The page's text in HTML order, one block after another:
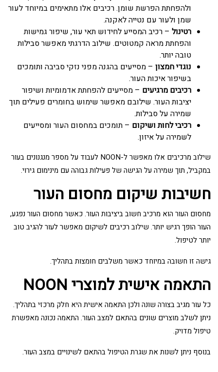
ולהפחתת הפרשת שומן. רכיבים אלו מתאימים במיוחד לעור
שמן ולעור עם נטייה לאקנה.
רטינול – רכיב המסייע לחידוש תאי עור, שיפור גמישות
והפחתת מראה קמטוטים. שילוב הדרגתי מאפשר סבילות
טובה יותר.
נוגדי חמצון – מסייעים בהגנה מפני נזקי סביבה ותומכים
בשיפור איכות העור.
רכיבים מרגיעים – מסייעים להפחתת אדמומיות ושיפור
יציבות העור. שילובם מאפשר שימוש בחומרים פעילים תוך
שמירה על סבילות.
רכיבי לחות ושיקום – תומכים במחסום העור ומסייעים
לשמירה על איזון.
שילוב מרכיבים אלו מאפשר ל-NOON לעבוד על מספר מנגנונים בעור
במקביל, תוך שמירה על הגישה של פעילות גבוהה עם מינימום גירוי.
חשיבות שיקום מחסום העור
מחסום העור הוא מרכיב חשוב ביציבות העור. כאשר מחסום העור נפגע,
העור הופך רגיש יותר. שילוב רכיבים לשיקום מאפשר לעור להגיב טוב
יותר לטיפול.
גישה זו חשובה במיוחד כאשר משלבים חומצות בתהליך.
התאמה אישית למוצרי NOON
כל עור מגיב בצורה שונה ולכן התאמה אישית היא חלק מרכזי בתהליך.
ניתן לשלב מוצרים שונים בהתאם למצב העור. התאמה נכונה מאפשרת
טיפול מדויק.
בנוסף ניתן לשנות את שגרת הטיפול בהתאם לשינויים במצב העור.